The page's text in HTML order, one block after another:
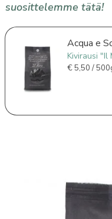
suosittelemme tätä!
Acqua e
Kivirausi "Il
€5,50 /